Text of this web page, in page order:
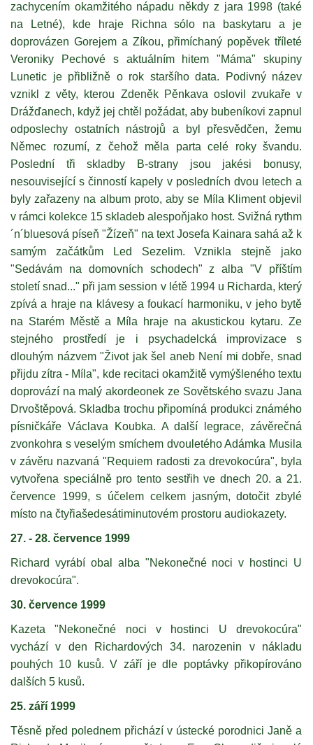
zachycením okamžitého nápadu někdy z jara 1998 (také
na Letné), kde hraje Richna sólo na baskytaru a je
doprovázen Gorejem a Zíkou, přimíchaný popěvek tříleté
Veroniky Pechové s aktuálním hitem "Máma" skupiny
Lunetic je přibližně o rok staršího data. Podivný název
vznikl z věty, kterou Zdeněk Pěnkava oslovil zvukaře v
Drážďanech, když jej chtěl požádat, aby bubeníkovi zapnul
odposlechy ostatních nástrojů a byl přesvědčen, žemu
Němec rozumí, z čehož měla parta celé roky švandu.
Poslední tři skladby B-strany jsou jakési bonusy,
nesouvisející s činností kapely v posledních dvou letech a
byly zařazeny na album proto, aby se Míla Kliment objevil
v rámci kolekce 15 skladeb alespoňjako host. Svižná rythm
´n´bluesová píseň "Žízeň" na text Josefa Kainara sahá až k
samým začátkům Led Sezelim. Vznikla stejně jako
"Sedávám na domovních schodech" z alba "V příštím
století snad..." při jam session v létě 1994 u Richarda, který
zpívá a hraje na klávesy a foukací harmoniku, v jeho bytě
na Starém Městě a Míla hraje na akustickou kytaru. Ze
stejného prostředí je i psychadelcká improvizace s
dlouhým názvem "Život jak šel aneb Není mi dobře, snad
přijdu zítra - Míla", kde recitaci okamžitě vymýšleného textu
doprovází na malý akordeonek ze Sovětského svazu Jana
Drvoštěpová. Skladba trochu připomíná produkci známého
písničkáře Václava Koubka. A další legrace, závěrečná
zvonkohra s veselým smíchem dvouletého Adámka Musila
v závěru nazvaná "Requiem radosti za drevokocúra", byla
vytvořena speciálně pro tento sestřih ve dnech 20. a 21.
července 1999, s účelem celkem jasným, dotočit zbylé
místo na čtyřiašedesátiminutovém prostoru audiokazety.
27. - 28. července 1999
Richard vyrábí obal alba "Nekonečné noci v hostinci U
drevokocúra".
30. července 1999
Kazeta "Nekonečné noci v hostinci U drevokocúra"
vychází v den Richardových 34. narozenin v nákladu
pouhých 10 kusů. V září je dle poptávky přikopírováno
dalších 5 kusů.
25. září 1999
Těsně před polednem přichází v ústecké porodnici Janě a